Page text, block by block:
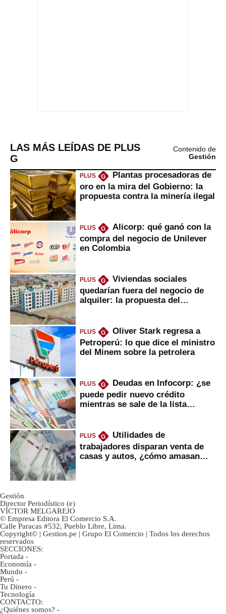
LAS MÁS LEÍDAS DE PLUS
G
Contenido de
Gestión
PLUS G
Plantas procesadoras de
oro en la mira del Gobierno: la
propuesta contra la minería ilegal
PLUS G
Alicorp: qué ganó con la
compra del negocio de Unilever
en Colombia
PLUS G
Viviendas sociales
quedarían fuera del negocio de
alquiler: la propuesta del
PLUS G
Oliver Stark regresa a
Petroperú: lo que dice el ministro
del Minem sobre la petrolera
PLUS G
Deudas en Infocorp: ¿se
puede pedir nuevo crédito
mientras se sale de la lista
PLUS G
Utilidades de
trabajadores disparan venta de
casas y autos, ¿cómo amasan
Gestión
Director Periodístico (e)
VÍCTOR MELGAREJO
© Empresa Editora El Comercio S.A.
Calle Paracas #532, Pueblo Libre, Lima.
Copyright© | Gestion.pe | Grupo El Comercio | Todos los derechos
reservados
SECCIONES:
Portada -
Economía -
Mundo -
Perú -
Tu Dinero -
Tecnología
CONTACTO:
¿Quiénes somos? -